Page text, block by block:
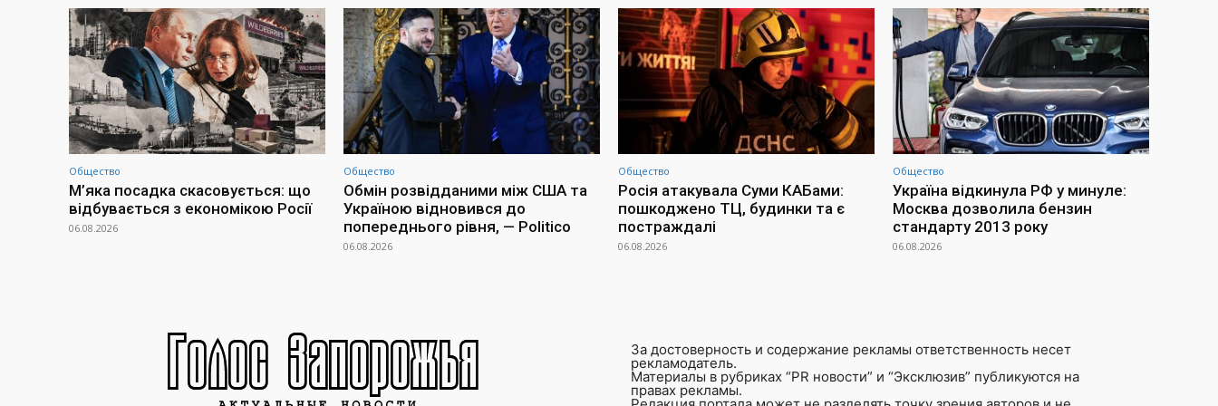
Общество
М’яка посадка скасовується: що
відбувається з економікою Росії
06.08.2026
Общество
Обмін розвідданими між США та
Україною відновився до
попереднього рівня, — Politico
06.08.2026
Общество
Росія атакувала Суми КАБами:
пошкоджено ТЦ, будинки та є
постраждалі
06.08.2026
Общество
Україна відкинула РФ у минуле:
Москва дозволила бензин
стандарту 2013 року
06.08.2026
За достоверность и содержание рекламы ответственность несет
рекламодатель.
Материалы в рубриках “PR новости” и “Эксклюзив” публикуются на
правах рекламы.